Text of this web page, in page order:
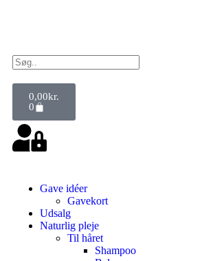
0,00kr.
0
Gave idéer
Gavekort
Udsalg
Naturlig pleje
Til håret
Shampoo